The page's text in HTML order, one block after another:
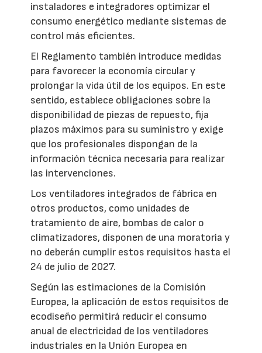
instaladores e integradores optimizar el
consumo energético mediante sistemas de
control más eficientes.
El Reglamento también introduce medidas
para favorecer la economía circular y
prolongar la vida útil de los equipos. En este
sentido, establece obligaciones sobre la
disponibilidad de piezas de repuesto, fija
plazos máximos para su suministro y exige
que los profesionales dispongan de la
información técnica necesaria para realizar
las intervenciones.
Los ventiladores integrados de fábrica en
otros productos, como unidades de
tratamiento de aire, bombas de calor o
climatizadores, disponen de una moratoria y
no deberán cumplir estos requisitos hasta el
24 de julio de 2027.
Según las estimaciones de la Comisión
Europea, la aplicación de estos requisitos de
ecodiseño permitirá reducir el consumo
anual de electricidad de los ventiladores
industriales en la Unión Europea en